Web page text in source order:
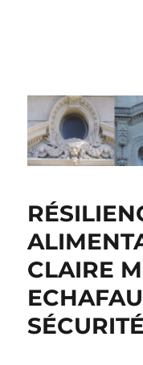
CLAIRE
SÉCURITÉ